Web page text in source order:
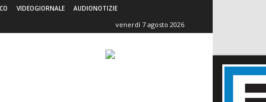
VIDEOGIORNALE AUDIONOTIZIE
venerdì 7 agosto 2026